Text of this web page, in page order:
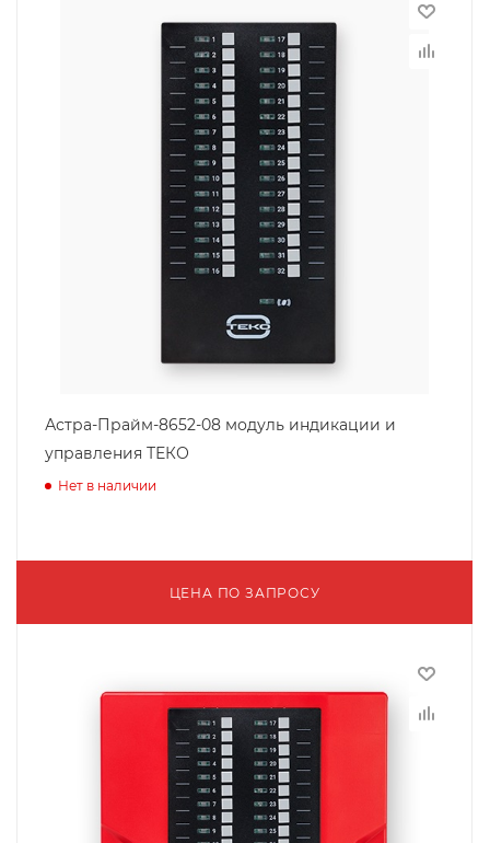
Астра-Прайм-8652-08 модуль индикации и
управления ТЕКО
Нет в наличии
ЦЕНА ПО ЗАПРОСУ